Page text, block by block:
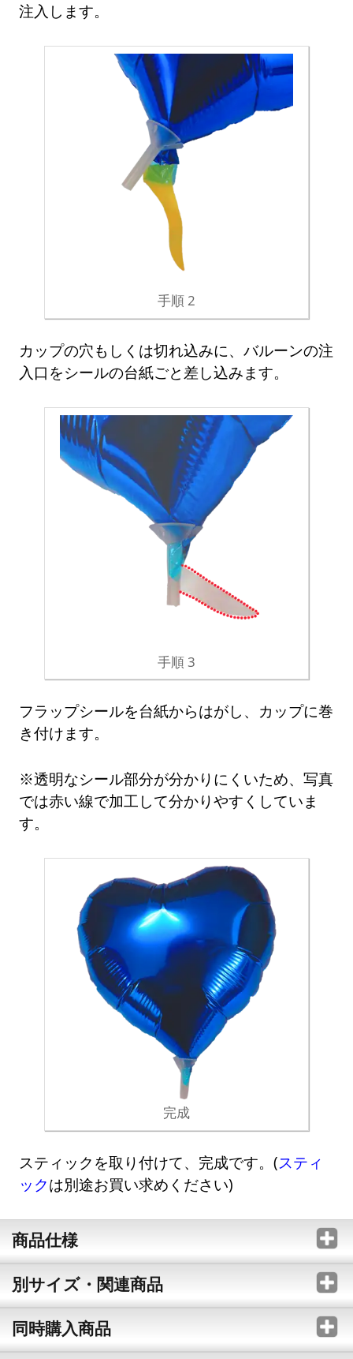
注入します。
手順 2
カップの穴もしくは切れ込みに、バルーンの注
入口をシールの台紙ごと差し込みます。
手順 3
フラップシールを台紙からはがし、カップに巻
き付けます。
※透明なシール部分が分かりにくいため、写真
では赤い線で加工して分かりやすくしていま
す。
完成
スティックを取り付けて、完成です。(スティ
ックは別途お買い求めください)
商品仕様
別サイズ・関連商品
同時購入商品